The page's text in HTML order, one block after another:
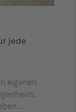
jede
eigenen